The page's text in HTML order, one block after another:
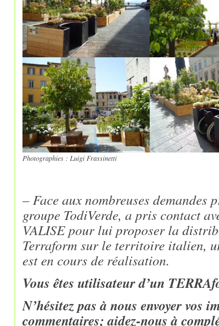
Photographies : Luigi Frassinetti
– Face aux nombreuses demandes
groupe TodiVerde, a pris contact
VALISE pour lui proposer la
Terraform sur le territoire italien,
est en cours de réalisation.
Vous êtes utilisateur d’un
N’hésitez pas à nous envoyer vos
commentaires; aidez-nous à